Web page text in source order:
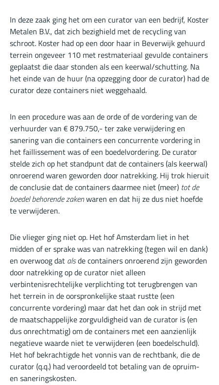
In deze zaak ging het om een curator van een bedrijf, Koster
Metalen B.V., dat zich bezighield met de recycling van
schroot. Koster had op een door haar in Beverwijk gehuurd
terrein ongeveer 110 met restmateriaal gevulde containers
geplaatst die daar stonden als een keerwal/schutting. Na
het einde van de huur (na opzegging door de curator) had de
curator deze containers niet weggehaald.
In een procedure was aan de orde of de vordering van de
verhuurder van € 879.750,- ter zake verwijdering en
sanering van die containers een concurrente vordering in
het faillissement was of een boedelvordering. De curator
stelde zich op het standpunt dat de containers (als keerwal)
onroerend waren geworden door natrekking. Hij trok hieruit
de conclusie dat de containers daarmee niet (meer) tot de
boedel behorende zakenwaren en dat hij ze dus niet hoefde
te verwijderen.
Die vlieger ging niet op. Het hof Amsterdam liet in het
midden of er sprake was van natrekking (tegen wil en dank)
en overwoog dat alsde containers onroerend zijn geworden
door natrekking op de curator niet alleen
verbintenisrechtelijke verplichting tot terugbrengen van
het terrein in de oorspronkelijke staat rustte (een
concurrente vordering) maar dat het dan ook in strijd met
de maatschappelijke zorgvuldigheid van de curator is (en
dus onrechtmatig) om de containers met een aanzienlijk
negatieve waarde niet te verwijderen (een boedelschuld).
Het hof bekrachtigde het vonnis van de rechtbank, die de
curator (q.q.) had veroordeeld tot betaling van de opruim-
en saneringskosten.